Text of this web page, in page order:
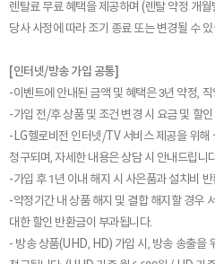
렌탈료 무료 혜택을 제공하며 (렌탈 약정 개
당사 사정에 따라 조기 종료 또는 변경될 수
[인터넷/방송 가입 공통]
-이벤트에 안내된 금액 및 혜택은 3년 약정,
-가입 전/후 상품 및 조건 변경 시 요금 및 할
-LG헬로비전 인터넷/TV 서비스 제공을 위해
청구되며, 자세한 내용은 상담 시 안내드립니
-가입 후 1년 이내 해지 시 사은품과 설치비
-약정기간 내 상품 해지 및 결합 해지할 경우
대한 할인 반환금이 부과됩니다.
- 방송 상품(UHD, HD) 가입 시, 방송 송출을